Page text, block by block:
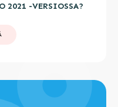
2021 -VERSIOSSA?